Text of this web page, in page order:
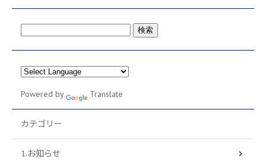
Powered by Translate
カテゴリー
1.お知らせ